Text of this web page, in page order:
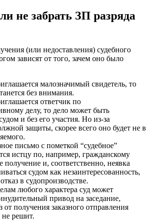
не забрать ЗП разряда
(или недоставления) судебного
зависят от того, зачем оно было
малозначимый свидетель, то
без внимания.
ответчик по
делу, то дело может быть
и без его участия. Но из-за
защиты, скорее всего оно будет не в
письмо с пометкой “судебное”
истцу по, например, гражданскому
получение и, соответственно, неявка
судом как незаинтересованность,
в судопроизводстве.
любого характера суд может
привод на заседание,
от получения заказного отправления
не решит.